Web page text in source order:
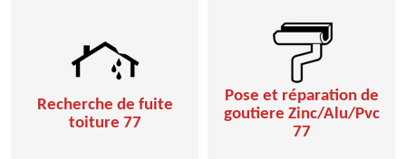
Recherche de fuite
toiture 77
Pose et réparation de
goutiere Zinc/Alu/Pvc
77